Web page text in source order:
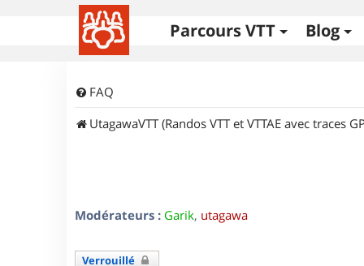
Parcours VTT Blog
FAQ
UtagawaVTT (Randos VTT et VTTAE avec traces
Modérateurs : Garik, utagawa
Verrouillé